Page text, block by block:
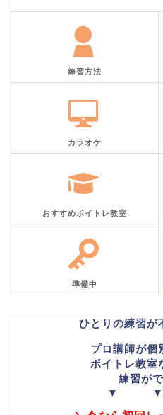
練習方法
カラオケ
おすすめボイトレ教室
準備中
ひとりの練習が
プロ講師が個
ボイトレ教室
練習が
▼